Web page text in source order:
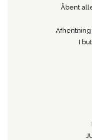
Åbent
I